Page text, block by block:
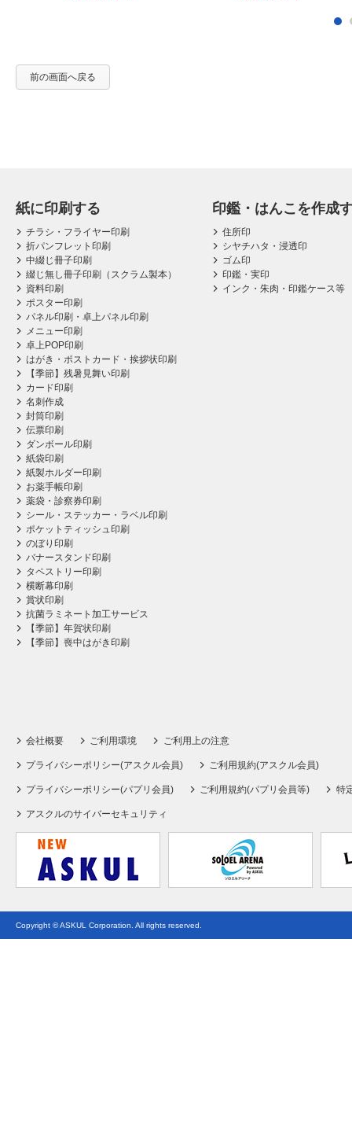
前の画面へ戻る
紙に印刷する
チラシ・フライヤー印刷
折パンフレット印刷
中綴じ冊子印刷
綴じ無し冊子印刷（スクラム製本）
資料印刷
ポスター印刷
パネル印刷・卓上パネル印刷
メニュー印刷
卓上POP印刷
はがき・ポストカード・挨拶状印刷
【季節】残暑見舞い印刷
カード印刷
名刺作成
封筒印刷
伝票印刷
ダンボール印刷
紙袋印刷
紙製ホルダー印刷
お薬手帳印刷
薬袋・診察券印刷
シール・ステッカー・ラベル印刷
ポケットティッシュ印刷
のぼり印刷
バナースタンド印刷
タペストリー印刷
横断幕印刷
賞状印刷
抗菌ラミネート加工サービス
【季節】年賀状印刷
【季節】喪中はがき印刷
印鑑・はんこを作成
住所印
シヤチハタ・浸透印
ゴム印
印鑑・実印
インク・朱肉・印鑑ケース等
会社概要 ご利用環境 ご利用上の注意
プライバシーポリシー(アスクル会員) ご利用規約(アスクル会員)
プライバシーポリシー(パプリ会員) ご利用規約(パプリ会員等) 特
アスクルのサイバーセキュリティ
Copyright © ASKUL Corporation. All rights reserved.